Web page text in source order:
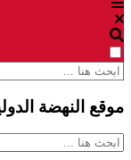
موقع النهضة